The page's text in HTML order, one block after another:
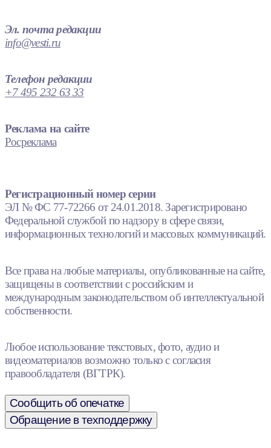
Эл. почта редакции
info@vesti.ru
Телефон редакции
+7 495 232 63 33
Реклама на сайте
Росреклама
Регистрационный номер серии
ЭЛ № ФС 77-72266 от 24.01.2018. Зарегистрировано
Федеральной службой по надзору в сфере связи,
информационных технологий и массовых коммуникаций.
Все права на любые материалы, опубликованные на сайте,
защищены в соответствии с российским и
международным законодательством об интеллектуальной
собственности.
Любое использование текстовых, фото, аудио и
видеоматериалов возможно только с согласия
правообладателя (ВГТРК).
Сообщить об опечатке
Обращение в техподдержку